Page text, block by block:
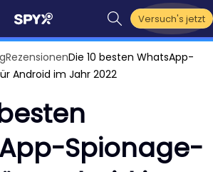
Versuch's jetzt
RezensionenDie 10 besten WhatsApp-
Android im Jahr 2022
Spionage-